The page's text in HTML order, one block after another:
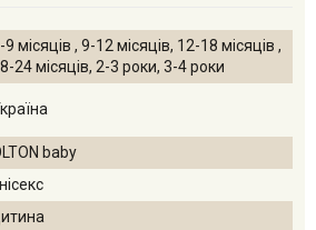
9 місяців , 9-12 місяців, 12-18 місяців ,
24 місяців, 2-3 роки, 3-4 роки
baby